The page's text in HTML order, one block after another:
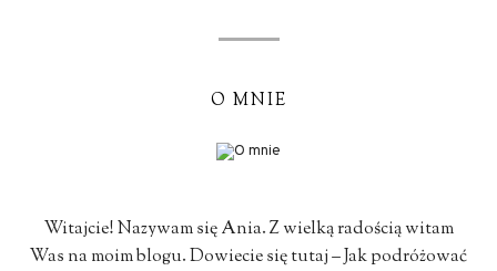
O MNIE
Witajcie! Nazywam się Ania. Z wielką radością witam
Was na moim blogu. Dowiecie się tutaj – Jak podróżować